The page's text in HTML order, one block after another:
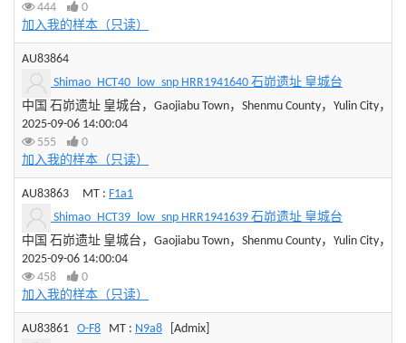
444
0
加入我的样本（只读）
AU83864
Shimao_HCT40_low_snp HRR1941640 石峁遗址 皇城台
中国 石峁遗址 皇城台，Gaojiabu Town，Shenmu County，Yulin City，
2025-09-06 14:00:04
555
0
加入我的样本（只读）
AU83863 MT : F1a1
Shimao_HCT39_low_snp HRR1941639 石峁遗址 皇城台
中国 石峁遗址 皇城台，Gaojiabu Town，Shenmu County，Yulin City，
2025-09-06 14:00:04
458
0
加入我的样本（只读）
AU83861 O-F8 MT : N9a8 [Admix]